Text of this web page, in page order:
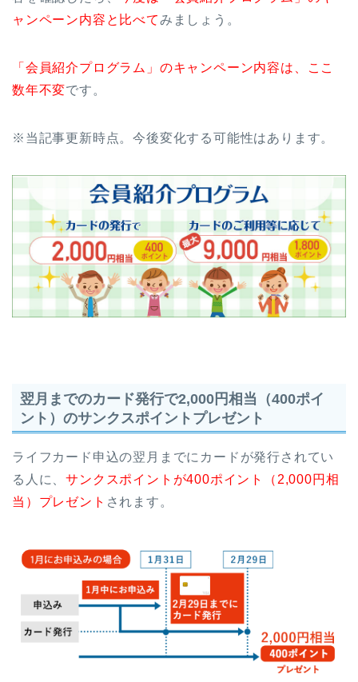
ャンペーン内容と比べてみましょう。
「会員紹介プログラム」のキャンペーン内容は、ここ
数年不変です。
※当記事更新時点。今後変化する可能性はあります。
翌月までのカード発行で2,000円相当（400ポイ
ント）のサンクスポイントプレゼント
ライフカード申込の翌月までにカードが発行されてい
る人に、サンクスポイントが400ポイント（2,000円相
当）プレゼント されます。